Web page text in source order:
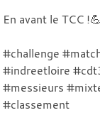
En avant le TCC !💪
#challenge
#indreetloire
#messieurs
#classement